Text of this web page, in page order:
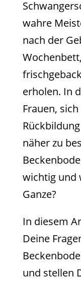
wahre
nach der
erholen. In
Frauen,
näher zu
wichtig und
Ganze?
In diesem
Deine
und stellen